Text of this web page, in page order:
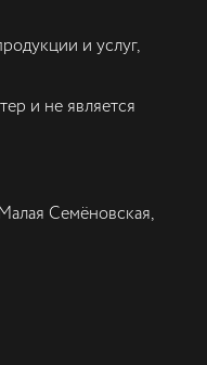
и услуг,
и не является
Семёновская,